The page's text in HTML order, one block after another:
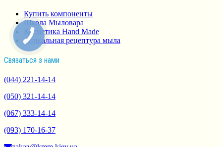
Купить компоненты
Школа Мыловара
Косметика Hand Made
Уникальная рецептура мыла
Связаться з нами
(044) 221-14-14
(050) 321-14-14
(067) 333-14-14
(093) 170-16-37